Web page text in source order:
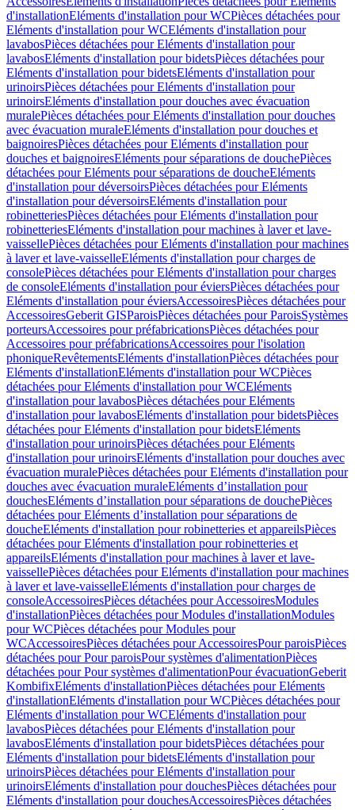
d'installationEléments d'installation pour WCPièces détachées pour
Eléments d'installation pour WCEléments d'installation pour
lavabosPièces détachées pour Eléments d'installation pour
lavabosEléments d'installation pour bidetsPièces détachées pour
Eléments d'installation pour bidetsEléments d'installation pour
urinoirsPièces détachées pour Eléments d'installation pour
urinoirsEléments d'installation pour douches avec évacuation
muralePièces détachées pour Eléments d'installation pour douches
avec évacuation muraleEléments d'installation pour douches et
baignoiresPièces détachées pour Eléments d'installation pour
douches et baignoiresEléments pour séparations de douchePièces
détachées pour Eléments pour séparations de doucheEléments
d'installation pour déversoirsPièces détachées pour Eléments
d'installation pour déversoirsEléments d'installation pour
robinetteriesPièces détachées pour Eléments d'installation pour
robinetteriesEléments d'installation pour machines à laver et lave-
vaissellePièces détachées pour Eléments d'installation pour machines
à laver et lave-vaisselleEléments d'installation pour charges de
consolePièces détachées pour Eléments d'installation pour charges
de consoleEléments d'installation pour éviersPièces détachées pour
Eléments d'installation pour éviersAccessoiresPièces détachées pour
AccessoiresGeberit GISParoisPièces détachées pour ParoisSystèmes
porteursAccessoires pour préfabricationsPièces détachées pour
Accessoires pour préfabricationsAccessoires pour l'isolation
phoniqueRevêtementsEléments d'installationPièces détachées pour
Eléments d'installationEléments d'installation pour WCPièces
détachées pour Eléments d'installation pour WCEléments
d'installation pour lavabosPièces détachées pour Eléments
d'installation pour lavabosEléments d'installation pour bidetsPièces
détachées pour Eléments d'installation pour bidetsEléments
d'installation pour urinoirsPièces détachées pour Eléments
d'installation pour urinoirsEléments d'installation pour douches avec
évacuation muralePièces détachées pour Eléments d'installation pour
douches avec évacuation muraleEléments d’installation pour
douchesEléments d’installation pour séparations de douchePièces
détachées pour Eléments d’installation pour séparations de
doucheEléments d'installation pour robinetteries et appareilsPièces
détachées pour Eléments d'installation pour robinetteries et
appareilsEléments d'installation pour machines à laver et lave-
vaissellePièces détachées pour Eléments d'installation pour machines
à laver et lave-vaisselleEléments d'installation pour charges de
consoleAccessoiresPièces détachées pour AccessoiresModules
d'installationPièces détachées pour Modules d'installationModules
pour WCPièces détachées pour Modules pour
WCAccessoiresPièces détachées pour AccessoiresPour paroisPièces
détachées pour Pour paroisPour systèmes d'alimentationPièces
détachées pour Pour systèmes d'alimentationPour évacuationGeberit
KombifixEléments d'installationPièces détachées pour Eléments
d'installationEléments d'installation pour WCPièces détachées pour
Eléments d'installation pour WCEléments d'installation pour
lavabosPièces détachées pour Eléments d'installation pour
lavabosEléments d'installation pour bidetsPièces détachées pour
Eléments d'installation pour bidetsEléments d'installation pour
urinoirsPièces détachées pour Eléments d'installation pour
urinoirsEléments d'installation pour douchesPièces détachées pour
Eléments d'installation pour douchesAccessoiresPièces détachées